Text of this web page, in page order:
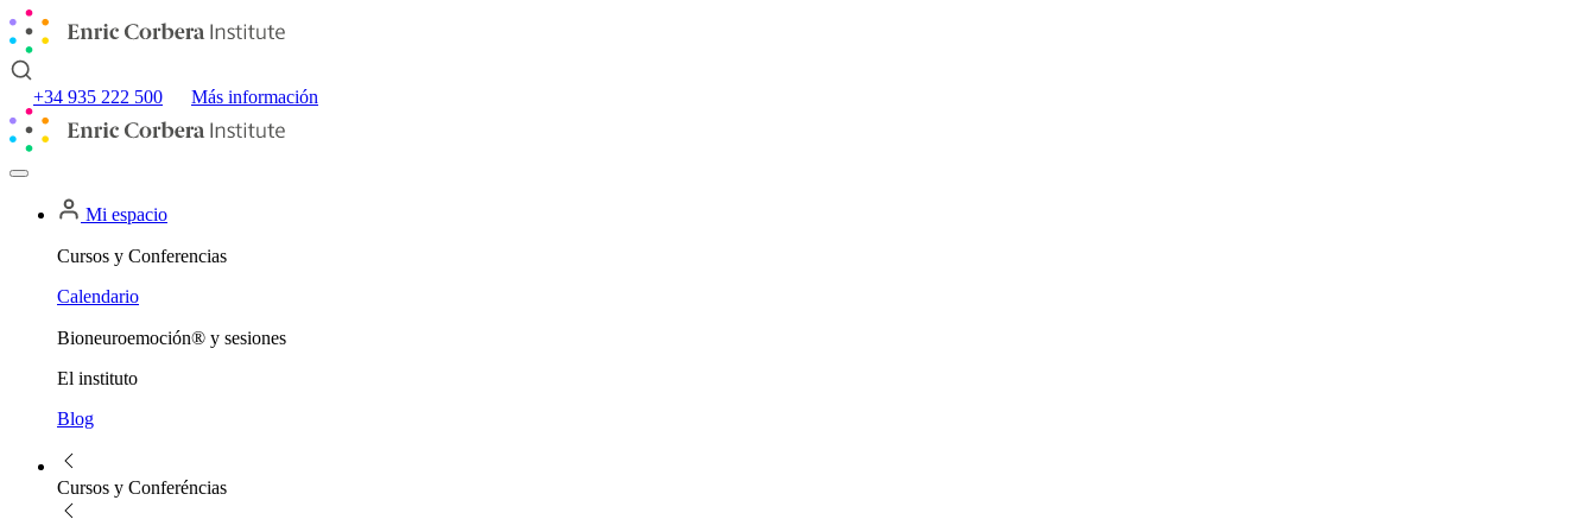
+34 935 222 500 Más información
Mi espacio
Cursos y Conferencias
Calendario
Bioneuroemoción® y sesiones
El instituto
Blog
Cursos y Conferéncias